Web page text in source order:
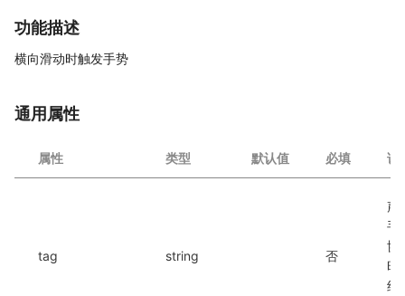
功能描述
横向滑动时触发手势
通用属性
属性 类型 默认值 必填 说
tag string 否
声
手
协
时
组